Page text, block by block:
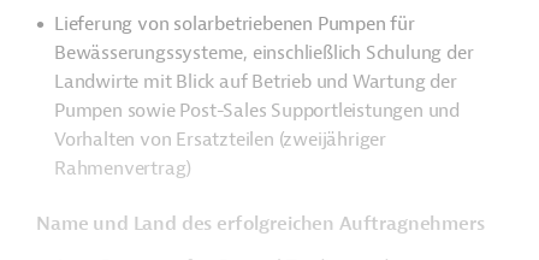
Lieferung von solarbetriebenen Pumpen für
Bewässerungssysteme, einschließlich Schulung der
Landwirte mit Blick auf Betrieb und Wartung der
Pumpen sowie Post-Sales Supportleistungen und
Vorhalten von Ersatzteilen (zweijähriger
Rahmenvertrag)
Name und Land des erfolgreichen Auftragnehmers